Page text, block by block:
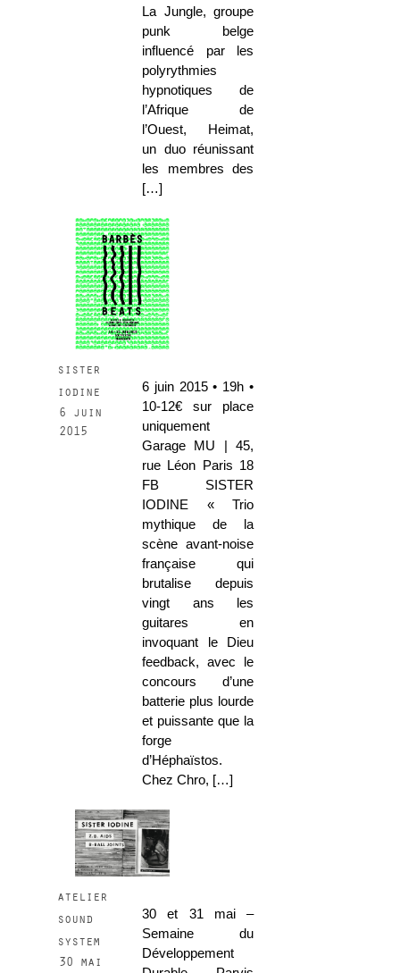
La Jungle, groupe
punk belge
influencé par les
polyrythmies
hypnotiques de
l’Afrique de
l’Ouest, Heimat,
un duo réunissant
les membres des
[…]
sister
iodine
6 juin
2015
6 juin 2015 • 19h •
10-12€ sur place
uniquement
Garage MU | 45,
rue Léon Paris 18
FB SISTER
IODINE « Trio
mythique de la
scène avant-noise
française qui
brutalise depuis
vingt ans les
guitares en
invoquant le Dieu
feedback, avec le
concours d’une
batterie plus lourde
et puissante que la
forge
d’Héphaïstos.
Chez Chro, […]
atelier
sound
system
30 mai
30 et 31 mai –
Semaine du
Développement